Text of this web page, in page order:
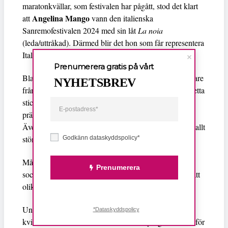
maratonkvällar, som festivalen har pågått, stod det klart
attAngelina Mangovann den italienska
Sanremofestivalen 2024 med sin låtLa noia
(leda/uttråkad). Därmed blir det hon som får representera
Italien i Eurovision i Sverige senare i vår.
Bland de fem i topp i årets festival var det endast sångare
från en ny generation italienska musikbegåvningar. Detta
sticker ut i en festival, som så mycket annat i Italien,
präglas av den i landet mycket åldrande befolkningen.
Även om yngre och blandade musikstilar har blivit ett allt
större inslag de senaste åren.
Många av artisterna hade också med sig politiska och
sociala budskap om rätten att få vara den man är och att
olikhet och mångfald måste respekteras.
Under Sanremofestivalens 74-åriga historia har 28
kvinnor vunnit och 5 kvinnor har varit programledare för
Godkänn dataskyddspolicy*
Prenumerera
Prenumerera gratis på vårt
NYHETSBREV
*Dataskyddspolicy